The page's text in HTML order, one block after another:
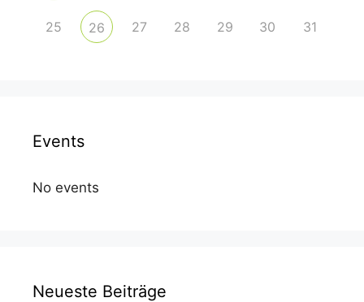
25 26 27 28 29 30 31
Events
No events
Neueste Beiträge